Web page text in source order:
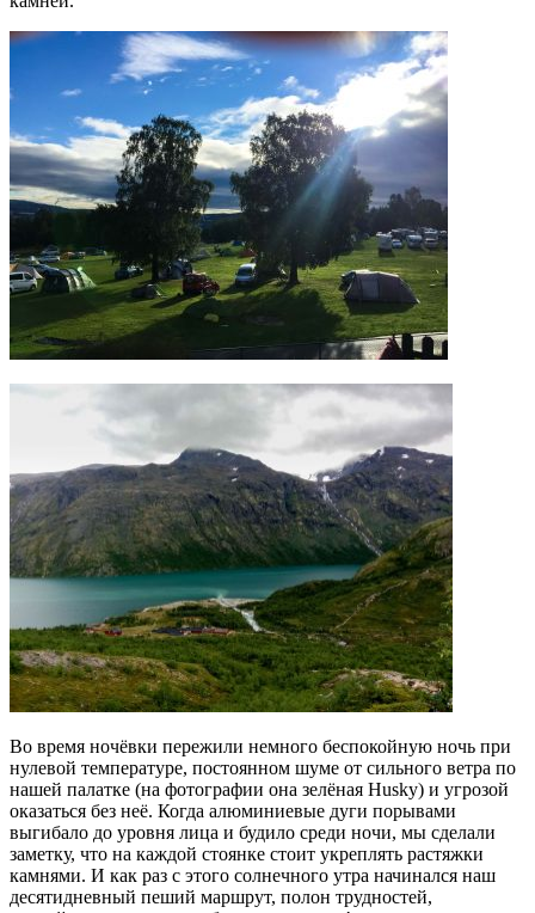
Во время ночёвки пережили немного беспокойную ночь при
нулевой температуре, постоянном шуме от сильного ветра по
нашей палатке (на фотографии она зелёная Husky) и угрозой
оказаться без неё. Когда алюминиевые дуги порывами
выгибало до уровня лица и будило среди ночи, мы сделали
заметку, что на каждой стоянке стоит укреплять растяжки
камнями. И как раз с этого солнечного утра начинался наш
десятидневный пеший маршрут, полон трудностей,